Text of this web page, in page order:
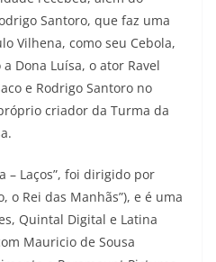
Santoro, que faz uma
Vilhena, como seu Cebola,
Dona Luísa, o ator Ravel
e Rodrigo Santoro no
criador da Turma da
– Laços”, foi dirigido por
o Rei das Manhãs”), e é uma
Quintal Digital e Latina
Mauricio de Sousa